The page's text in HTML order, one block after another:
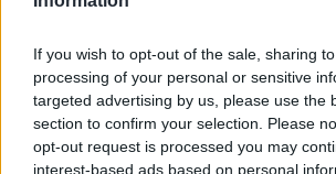
If you wish to opt-out of the sale, sharing
processing of your personal or sensitive
targeted advertising by us, please use the
section to confirm your selection. Please
opt-out request is processed you may
interest-based ads based on personal